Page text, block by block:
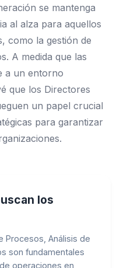
se mantenga
al alza para aquellos
como la gestión de
A medida que las
a un entorno
que los Directores
un papel crucial
para garantizar
los
Procesos, Análisis de
son fundamentales
operaciones en